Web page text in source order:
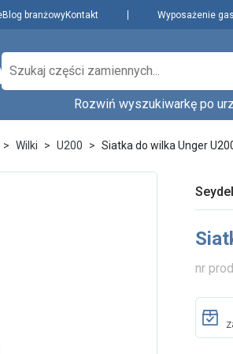
Blog branżowyKontakt Wyposażenie
Producenci
Najpopularniejsi
Dowiedz
O nas
Polityka
i cookies
Rozwiń wyszukiwarkę po
Wilki U200 Siatka do wilka Unger
nr